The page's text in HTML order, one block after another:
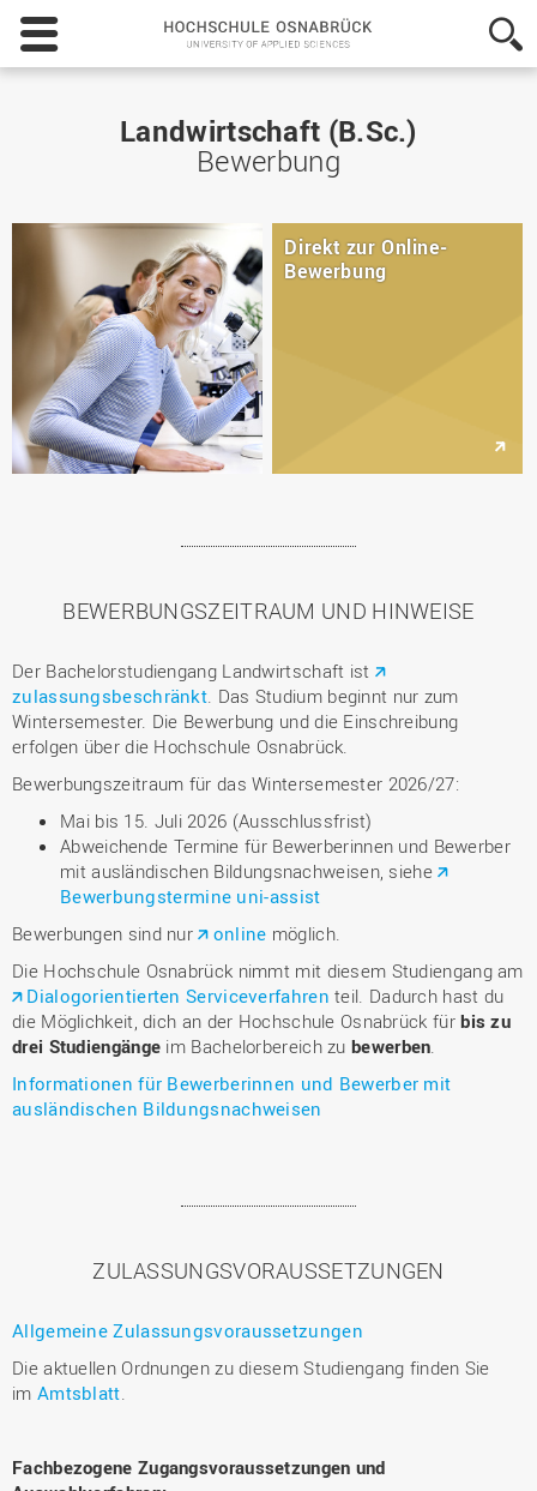
Hochschule
Osnabrück
-
Landwirtschaft (B.Sc.)
Bewerbung
Direkt zur Online-
Bewerbung
BEWERBUNGSZEITRAUM UND HINWEISE
Der Bachelorstudiengang Landwirtschaft ist
zulassungsbeschränkt. Das Studium beginnt nur zum
Wintersemester. Die Bewerbung und die Einschreibung
erfolgen über die Hochschule Osnabrück.
Bewerbungszeitraum für das Wintersemester 2026/27:
Mai bis 15. Juli 2026 (Ausschlussfrist)
Abweichende Termine für Bewerberinnen und Bewerber
mit ausländischen Bildungsnachweisen, siehe
Bewerbungstermine uni-assist
Bewerbungen sind nur
online möglich.
Die Hochschule Osnabrück nimmt mit diesem Studiengang am
Dialogorientierten Serviceverfahren teil. Dadurch hast du
die Möglichkeit, dich an der Hochschule Osnabrück fürbis zu
drei Studiengänge im Bachelorbereich zubewerben.
Informationen für Bewerberinnen und Bewerber mit
ausländischen Bildungsnachweisen
ZULASSUNGSVORAUSSETZUNGEN
Allgemeine Zulassungsvoraussetzungen
Die aktuellen Ordnungen zu diesem Studiengang finden Sie
im Amtsblatt.
Fachbezogene Zugangsvoraussetzungen und